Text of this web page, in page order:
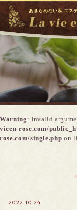
あきらめない私 エス
Warning : Invalid
vieen-rose.com/
rose.com/single.php on
2022.10.24